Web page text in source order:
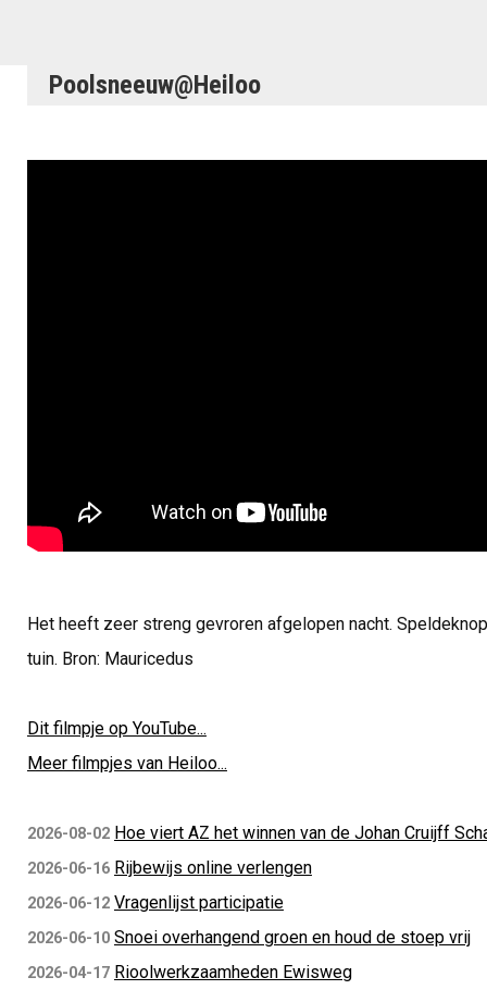
Poolsneeuw@Heiloo
Het heeft zeer streng gevroren afgelopen nacht.
tuin. Bron: Mauricedus
Dit filmpje op YouTube...
Meer filmpjes van Heiloo...
2026-08-02 Hoe viert AZ het winnen van de Johan Cruijff
2026-06-16 Rijbewijs online verlengen
2026-06-12 Vragenlijst participatie
2026-06-10 Snoei overhangend groen en houd de stoep vrij
2026-04-17 Rioolwerkzaamheden Ewisweg